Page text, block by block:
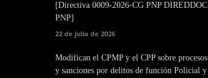
[Directiva 0009-2026-CG PNP DIREDDOC
PNP]
22 de julio de 2026
Modifican el CPMP y el CPP sobre procesos
y sanciones por delitos de función Policial y